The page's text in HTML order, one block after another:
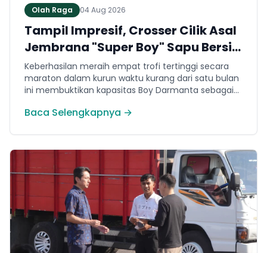
Olah Raga 04 Aug 2026
Tampil Impresif, Crosser Cilik Asal
Jembrana "Super Boy" Sapu Bersih
4 Gelar Juara Motocross 50cc di
Jawa
Keberhasilan meraih empat trofi tertinggi secara
maraton dalam kurun waktu kurang dari satu bulan
ini membuktikan kapasitas Boy Darmanta sebagai
dimiliki Jembrana di kancah motocross nasional
Baca Selengkapnya →